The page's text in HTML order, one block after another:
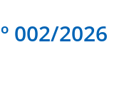
002/2026